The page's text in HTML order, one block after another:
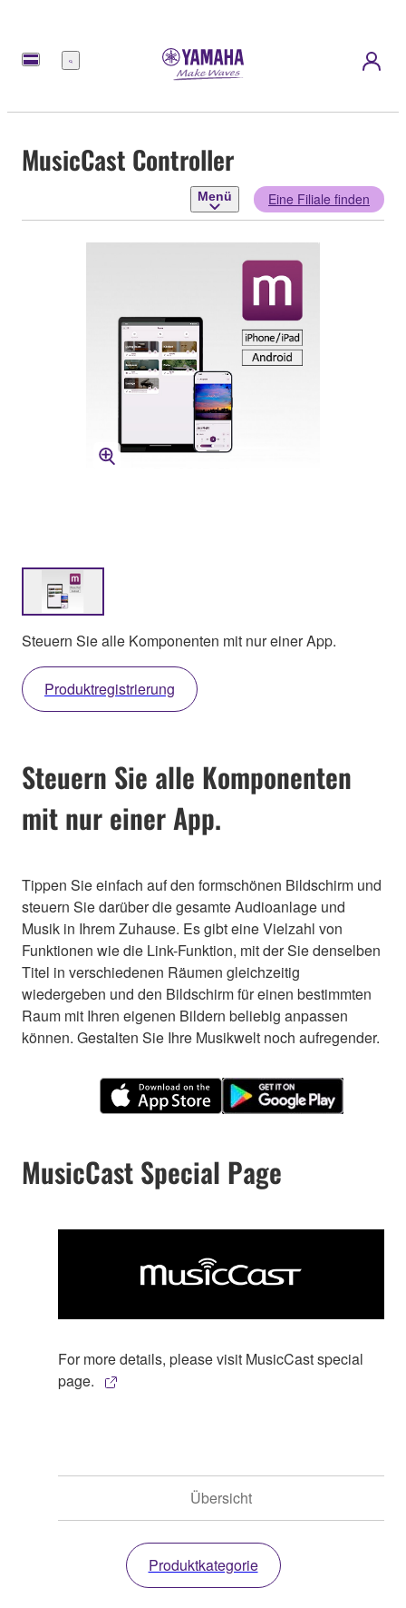
Menü
MusicCast Controller
Menü Eine Filiale finden
Steuern Sie alle Komponenten mit nur einer App.
Produktregistrierung
Steuern Sie alle Komponenten
mit nur einer App.
Tippen Sie einfach auf den formschönen Bildschirm und
steuern Sie darüber die gesamte Audioanlage und
Musik in Ihrem Zuhause. Es gibt eine Vielzahl von
Funktionen wie die Link-Funktion, mit der Sie denselben
Titel in verschiedenen Räumen gleichzeitig
wiedergeben und den Bildschirm für einen bestimmten
Raum mit Ihren eigenen Bildern beliebig anpassen
können. Gestalten Sie Ihre Musikwelt noch aufregender.
MusicCast Special Page
For more details, please visit MusicCast special
page.
Übersicht
Produktkategorie